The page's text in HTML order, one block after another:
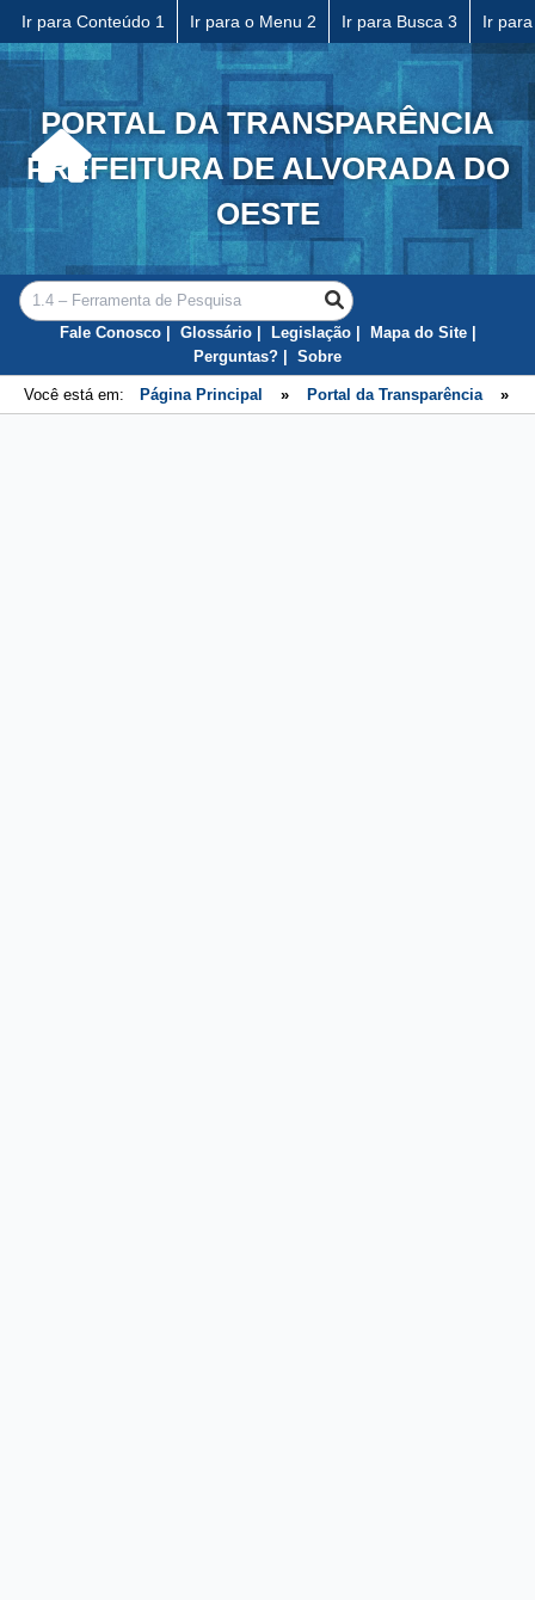
Ir para Conteúdo 1 Ir para o Menu 2 Ir para Busca 3 Ir
PORTAL DA TRANSPARÊNCIA
PREFEITURA DE ALVORADA DO
OESTE
Fale Conosco Glossário Legislação
Mapa do Site
Perguntas?
Sobre
Você está em: Página Principal » Portal da Transparência »